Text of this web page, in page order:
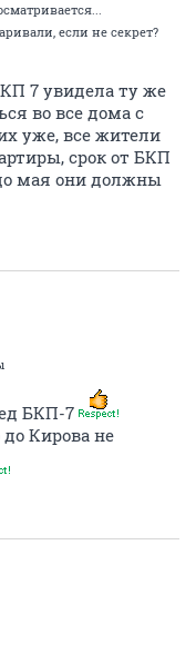
если не секрет?
7 увидела ту же
во все дома с
уже, все жители
срок от БКП
мая они должны
БКП-7
Кирова не